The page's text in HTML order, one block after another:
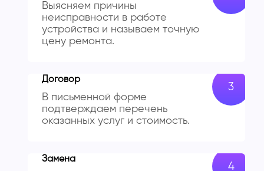
Выясняем причины
неисправности в работе
устройства и называем точную
цену ремонта.
Договор
В письменной форме
подтверждаем перечень
оказанных услуг и стоимость.
Замена